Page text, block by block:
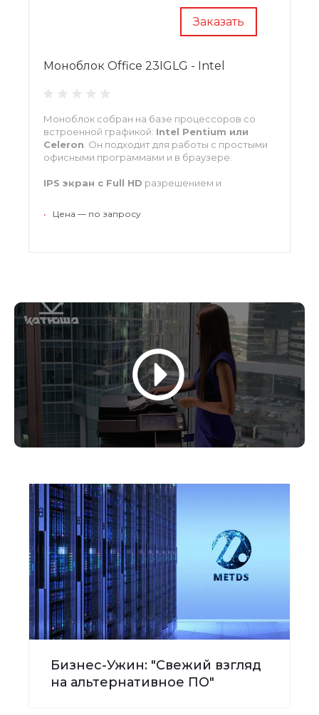
Заказать
Моноблок Office 23IGLG - Intel
Моноблок собран на базе процессоров со
встроенной графикой: Intel Pentium или
Celeron . Он подходит для работы с простыми
офисными программами и в браузере.
IPS экран с Full HD разрешением и
• Цена — по запросу
Бизнес-Ужин: "Свежий взгляд
на альтернативное ПО"